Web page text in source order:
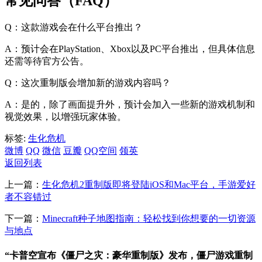
Q：这款游戏会在什么平台推出？
A：预计会在PlayStation、Xbox以及PC平台推出，但具体信息
还需等待官方公告。
Q：这次重制版会增加新的游戏内容吗？
A：是的，除了画面提升外，预计会加入一些新的游戏机制和
视觉效果，以增强玩家体验。
标签: 生化危机
微博 QQ 微信 豆瓣 QQ空间 领英
返回列表
上一篇： 生化危机2重制版即将登陆iOS和Mac平台，手游爱好
者不容错过
下一篇： Minecraft种子地图指南：轻松找到你想要的一切资源
与地点
“卡普空宣布《僵尸之灾：豪华重制版》发布，僵尸游戏重制